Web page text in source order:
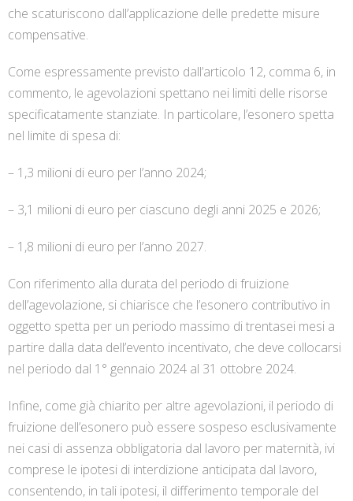
che scaturiscono dall’applicazione delle predette misure
compensative.
Come espressamente previsto dall’articolo 12, comma 6, in
commento, le agevolazioni spettano nei limiti delle risorse
specificatamente stanziate. In particolare, l’esonero spetta
nel limite di spesa di:
– 1,3 milioni di euro per l’anno 2024;
– 3,1 milioni di euro per ciascuno degli anni 2025 e 2026;
– 1,8 milioni di euro per l’anno 2027.
Con riferimento alla durata del periodo di fruizione
dell’agevolazione, si chiarisce che l’esonero contributivo in
oggetto spetta per un periodo massimo di trentasei mesi a
partire dalla data dell’evento incentivato, che deve collocarsi
nel periodo dal 1° gennaio 2024 al 31 ottobre 2024.
Infine, come già chiarito per altre agevolazioni, il periodo di
fruizione dell’esonero può essere sospeso esclusivamente
nei casi di assenza obbligatoria dal lavoro per maternità, ivi
comprese le ipotesi di interdizione anticipata dal lavoro,
consentendo, in tali ipotesi, il differimento temporale del